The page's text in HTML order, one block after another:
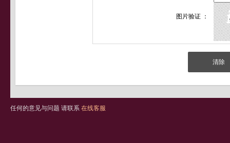
图片验证 ：
任何的意见与问题 请联系 在线客服